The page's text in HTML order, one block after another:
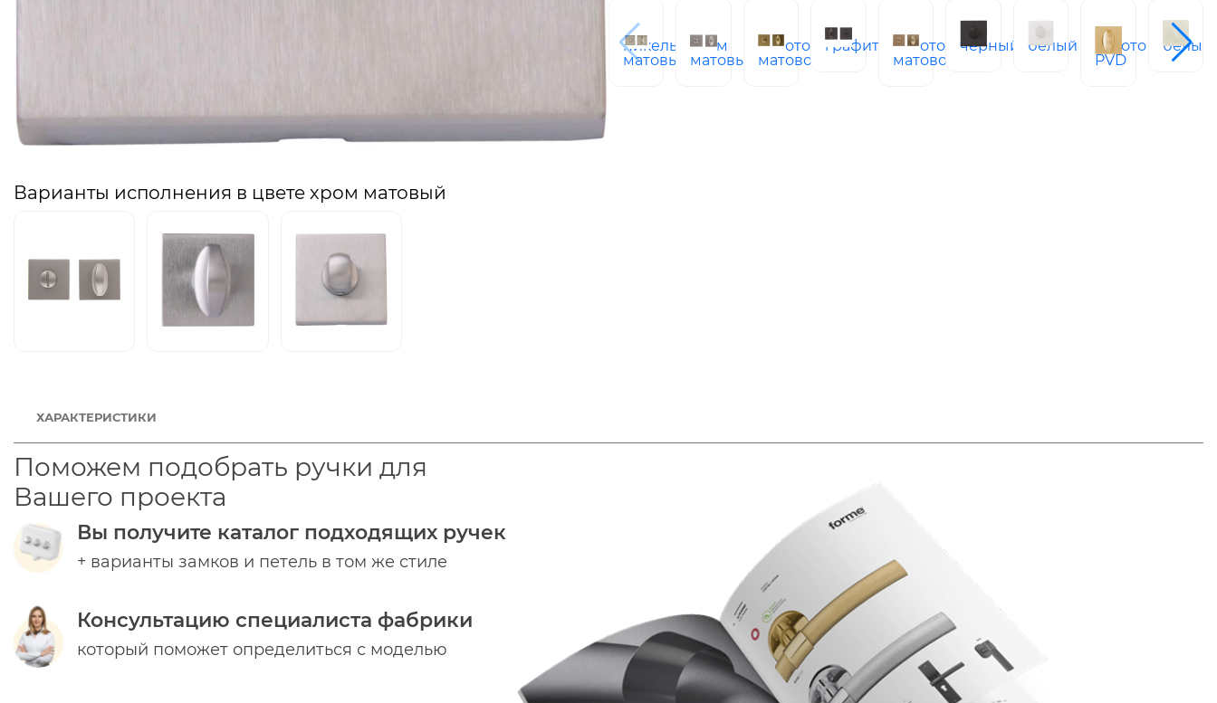
никель
матовый
хром
матовый
Золото
матовое
графит
Золото
матовое
черный белый
золото
PVD
белый
Варианты исполнения в цвете хром матовый
ХАРАКТЕРИСТИКИ
Поможем подобрать ручки для
Вашего проекта
Вы получите каталог подходящих ручек
+ варианты замков и петель в том же стиле
Консультацию специалиста фабрики
который поможет определиться с моделью